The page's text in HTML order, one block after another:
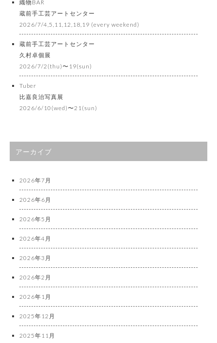
織物BAR
蔵前手工芸アートセンター
2026/7/4,5,11,12,18,19 (every weekend)
蔵前手工芸アートセンター
久村卓個展
2026/7/2(thu)〜19(sun)
Tuber
比嘉良治写真展
2026/6/10(wed)〜21(sun)
アーカイブ
2026年7月
2026年6月
2026年5月
2026年4月
2026年3月
2026年2月
2026年1月
2025年12月
2025年11月